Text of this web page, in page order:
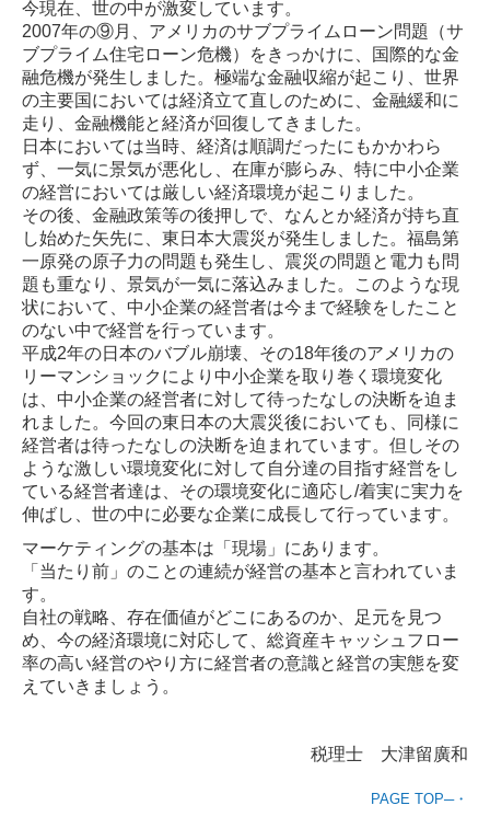
今現在、世の中が激変しています。
2007年の⑨月、アメリカのサブプライムローン問題（サ
ブプライム住宅ローン危機）をきっかけに、国際的な金
融危機が発生しました。極端な金融収縮が起こり、世界
の主要国においては経済立て直しのために、金融緩和に
走り、金融機能と経済が回復してきました。
日本においては当時、経済は順調だったにもかかわら
ず、一気に景気が悪化し、在庫が膨らみ、特に中小企業
の経営においては厳しい経済環境が起こりました。
その後、金融政策等の後押しで、なんとか経済が持ち直
し始めた矢先に、東日本大震災が発生しました。福島第
一原発の原子力の問題も発生し、震災の問題と電力も問
題も重なり、景気が一気に落込みました。このような現
状において、中小企業の経営者は今まで経験をしたこと
のない中で経営を行っています。
平成2年の日本のバブル崩壊、その18年後のアメリカの
リーマンショックにより中小企業を取り巻く環境変化
は、中小企業の経営者に対して待ったなしの決断を迫ま
れました。今回の東日本の大震災後においても、同様に
経営者は待ったなしの決断を迫まれています。但しその
ような激しい環境変化に対して自分達の目指す経営をし
ている経営者達は、その環境変化に適応し/着実に実力を
伸ばし、世の中に必要な企業に成長して行っています。
マーケティングの基本は「現場」にあります。
「当たり前」のことの連続が経営の基本と言われていま
す。
自社の戦略、存在価値がどこにあるのか、足元を見つ
め、今の経済環境に対応して、総資産キャッシュフロー
率の高い経営のやり方に経営者の意識と経営の実態を変
えていきましょう。
税理士 大津留廣和
PAGE TOP─・